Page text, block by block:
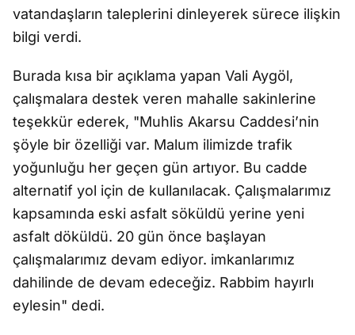
vatandaşların taleplerini dinleyerek sürece ilişkin
bilgi verdi.
Burada kısa bir açıklama yapan Vali Aygöl,
çalışmalara destek veren mahalle sakinlerine
teşekkür ederek, "Muhlis Akarsu Caddesi’nin
şöyle bir özelliği var. Malum ilimizde trafik
yoğunluğu her geçen gün artıyor. Bu cadde
alternatif yol için de kullanılacak. Çalışmalarımız
kapsamında eski asfalt söküldü yerine yeni
asfalt döküldü. 20 gün önce başlayan
çalışmalarımız devam ediyor. imkanlarımız
dahilinde de devam edeceğiz. Rabbim hayırlı
eylesin" dedi.